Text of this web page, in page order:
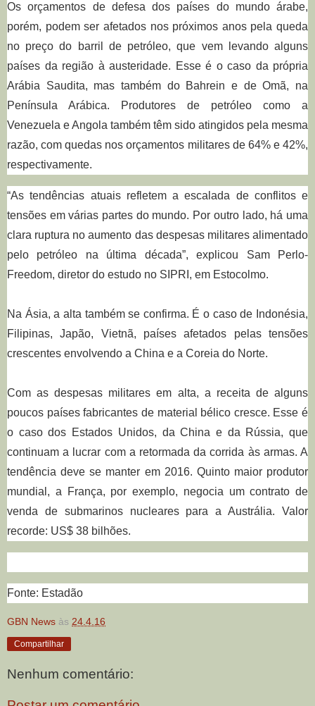
Os orçamentos de defesa dos países do mundo árabe,
porém, podem ser afetados nos próximos anos pela queda
no preço do barril de petróleo, que vem levando alguns
países da região à austeridade. Esse é o caso da própria
Arábia Saudita, mas também do Bahrein e de Omã, na
Península Arábica. Produtores de petróleo como a
Venezuela e Angola também têm sido atingidos pela mesma
razão, com quedas nos orçamentos militares de 64% e 42%,
respectivamente.
“As tendências atuais refletem a escalada de conflitos e
tensões em várias partes do mundo. Por outro lado, há uma
clara ruptura no aumento das despesas militares alimentado
pelo petróleo na última década”, explicou Sam Perlo-
Freedom, diretor do estudo no SIPRI, em Estocolmo.
Na Ásia, a alta também se confirma. É o caso de Indonésia,
Filipinas, Japão, Vietnã, países afetados pelas tensões
crescentes envolvendo a China e a Coreia do Norte.
Com as despesas militares em alta, a receita de alguns
poucos países fabricantes de material bélico cresce. Esse é
o caso dos Estados Unidos, da China e da Rússia, que
continuam a lucrar com a retormada da corrida às armas. A
tendência deve se manter em 2016. Quinto maior produtor
mundial, a França, por exemplo, negocia um contrato de
venda de submarinos nucleares para a Austrália. Valor
recorde: US$ 38 bilhões.
Fonte: Estadão
GBN News às 24.4.16
Compartilhar
Nenhum comentário: